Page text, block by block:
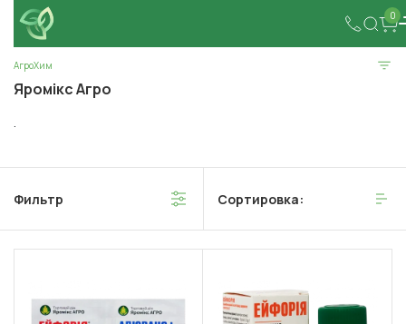
0
АгроХим
Яромікс Агро
.
Фильтр Сортировка: